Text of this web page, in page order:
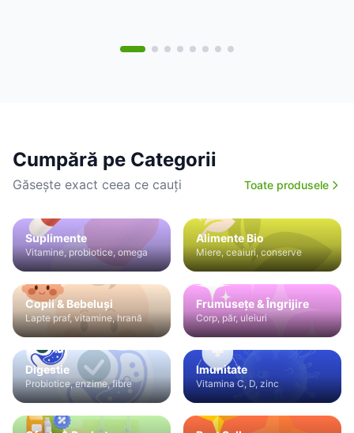
Cumpără pe Categorii
Găsește exact ceea ce cauți Toate produsele
Suplimente
Vitamine, probiotice, omega
Alimente Bio
Miere, ceaiuri, conserve
Copii & Bebeluși
Lapte praf, vitamine, hrană
Frumusețe & Îngrijire
Corp, păr, uleiuri
Digestie
Probiotice, enzime, fibre
Imunitate
Vitamina C, D, zinc